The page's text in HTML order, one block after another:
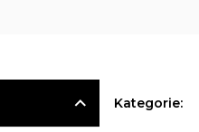
Kategorie: